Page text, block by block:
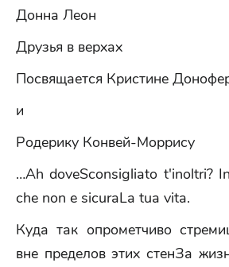
Донна Леон
Друзья в верхах
Посвящается Кристине
и
Родерику Конвей-Моррису
…Ah doveSconsigliato t'inoltri?
che non e sicuraLa tua vita.
Куда так опрометчиво
вне пределов этих стенЗа